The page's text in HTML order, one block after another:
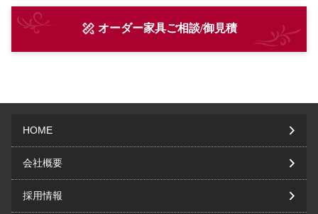
オーダー家具ご相談/御見積
HOME
会社概要
採用情報